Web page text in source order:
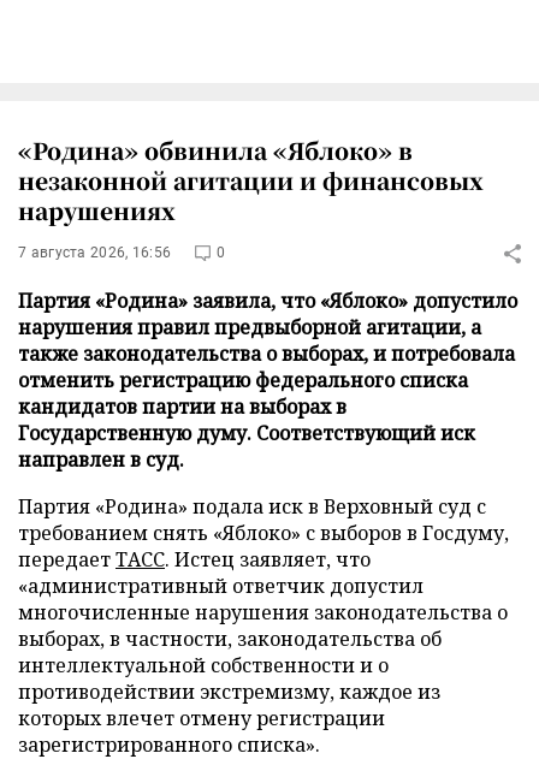
«Родина» обвинила «Яблоко» в
незаконной агитации и финансовых
нарушениях
7 августа 2026, 16:56 0
Партия «Родина» заявила, что «Яблоко» допустило
нарушения правил предвыборной агитации, а
также законодательства о выборах, и потребовала
отменить регистрацию федерального списка
кандидатов партии на выборах в
Государственную думу. Соответствующий иск
направлен в суд.
Партия «Родина» подала иск в Верховный суд с
требованием снять «Яблоко» с выборов в Госдуму,
передаетТАСС. Истец заявляет, что
«административный ответчик допустил
многочисленные нарушения законодательства о
выборах, в частности, законодательства об
интеллектуальной собственности и о
противодействии экстремизму, каждое из
которых влечет отмену регистрации
зарегистрированного списка».